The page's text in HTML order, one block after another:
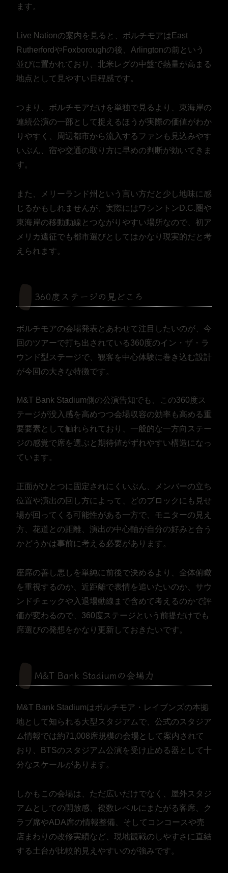
ます。
Live Nationの案内を見ると、ボルチモアはEast
RutherfordやFoxboroughの後、Arlingtonの前という
並びに置かれており、北米レグの中盤で熱量が高まる
地点として見やすい日程感です。
つまり、ボルチモアだけを単独で見るより、東海岸の
連続公演の一部として捉えるほうが実際の価値がわか
りやすく、周辺都市から流入するファンも見込みやす
いぶん、宿や交通の取り方に早めの判断が効いてきま
す。
また、メリーランド州という言い方だと少し地味に感
じるかもしれませんが、実際にはワシントンD.C.圏や
東海岸の移動動線とつながりやすい場所なので、初ア
メリカ遠征でも都市選びとしてはかなり現実的だと考
えられます。
360度ステージの見どころ
ボルチモアの会場発表とあわせて注目したいのが、今
回のツアーで打ち出されている360度のイン・ザ・ラ
ウンド型ステージで、観客を中心体験に巻き込む設計
が今回の大きな特徴です。
M&T Bank Stadium側の公演告知でも、この360度ス
テージが没入感を高めつつ会場収容の効率も高める重
要要素として触れられており、一般的な一方向ステー
ジの感覚で席を選ぶと期待値がずれやすい構造になっ
ています。
正面がひとつに固定されにくいぶん、メンバーの立ち
位置や演出の回し方によって、どのブロックにも見せ
場が回ってくる可能性がある一方で、モニターの見え
方、花道との距離、演出の中心軸が自分の好みと合う
かどうかは事前に考える必要があります。
座席の善し悪しを単純に前後で決めるより、全体俯瞰
を重視するのか、近距離で表情を追いたいのか、サウ
ンドチェックや入退場動線まで含めて考えるのかで評
価が変わるので、360度ステージという前提だけでも
席選びの発想をかなり更新しておきたいです。
M&T Bank Stadiumの会場力
M&T Bank Stadiumはボルチモア・レイブンズの本拠
地として知られる大型スタジアムで、公式のスタジア
ム情報では約71,008席規模の会場として案内されて
おり、BTSのスタジアム公演を受け止める器として十
分なスケールがあります。
しかもこの会場は、ただ広いだけでなく、屋外スタジ
アムとしての開放感、複数レベルにまたがる客席、ク
ラブ席やADA席の情報整備、そしてコンコースや売
店まわりの改修実績など、現地観戦のしやすさに直結
する土台が比較的見えやすいのが強みです。